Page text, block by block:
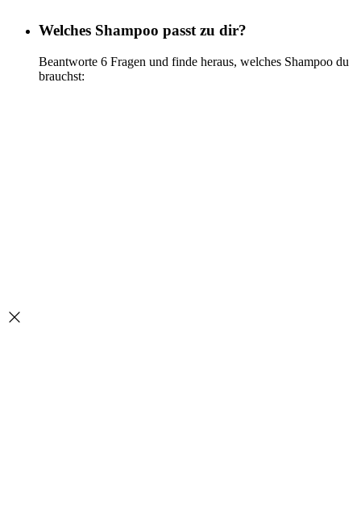
Welches Shampoo passt zu dir?
Beantworte 6 Fragen und finde heraus, welches Shampoo du
brauchst: